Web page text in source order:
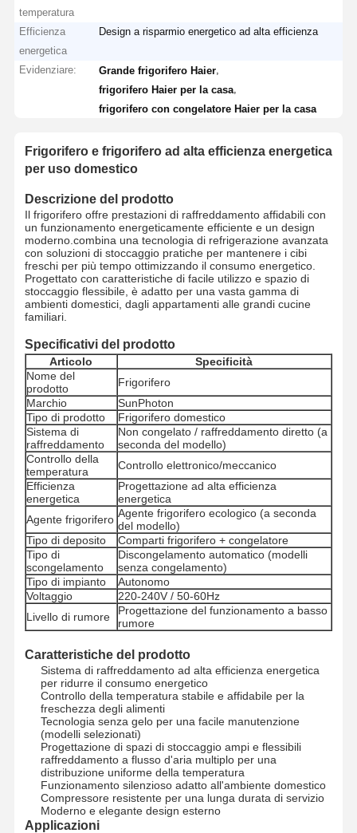
temperatura
Efficienza
energetica
Design a risparmio energetico ad alta efficienza
Evidenziare: Grande frigorifero Haier
frigorifero Haier per la casa
frigorifero con congelatore Haier per la casa
Frigorifero e frigorifero ad alta efficienza energetica
per uso domestico
Descrizione del prodotto
Il frigorifero offre prestazioni di raffreddamento affidabili con
un funzionamento energeticamente efficiente e un design
moderno.combina una tecnologia di refrigerazione avanzata
con soluzioni di stoccaggio pratiche per mantenere i cibi
freschi per più tempo ottimizzando il consumo energetico.
Progettato con caratteristiche di facile utilizzo e spazio di
stoccaggio flessibile, è adatto per una vasta gamma di
ambienti domestici, dagli appartamenti alle grandi cucine
familiari.
Specificativi del prodotto
Articolo
Specificità
Nome del
prodotto
Frigorifero
Marchio
SunPhoton
Tipo di prodotto
Frigorifero domestico
Sistema di
raffreddamento
Non congelato / raffreddamento diretto (a
seconda del modello)
Controllo della
temperatura
Controllo elettronico/meccanico
Efficienza
energetica
Progettazione ad alta efficienza
energetica
Agente frigorifero Agente frigorifero ecologico (a seconda
del modello)
Tipo di deposito
Comparti frigorifero + congelatore
Tipo di
scongelamento
Discongelamento automatico (modelli
senza congelamento)
Tipo di impianto
Autonomo
Voltaggio
220-240V / 50-60Hz
Livello di rumore
Progettazione del funzionamento a basso
rumore
Caratteristiche del prodotto
Sistema di raffreddamento ad alta efficienza energetica
per ridurre il consumo energetico
Controllo della temperatura stabile e affidabile per la
freschezza degli alimenti
Tecnologia senza gelo per una facile manutenzione
(modelli selezionati)
Progettazione di spazi di stoccaggio ampi e flessibili
raffreddamento a flusso d'aria multiplo per una
distribuzione uniforme della temperatura
Funzionamento silenzioso adatto all'ambiente domestico
Compressore resistente per una lunga durata di servizio
Moderno e elegante design esterno
Applicazioni